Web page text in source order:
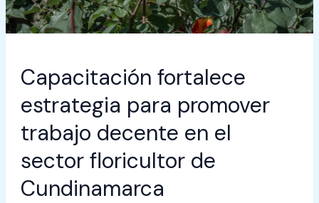
Capacitación fortalece
estrategia para promover
trabajo decente en el
sector floricultor de
Cundinamarca